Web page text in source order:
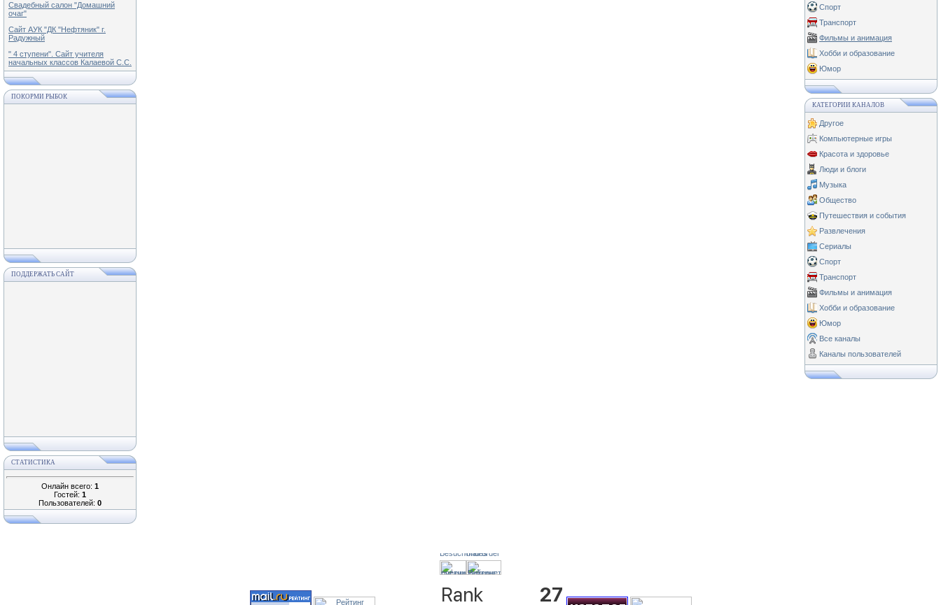
Свадебный салон "Домашний
очаг"
Сайт АУК "ДК "Нефтяник" г.
Радужный
" 4 ступени". Сайт учителя
начальных классов Калаевой С.С.
ПОКОРМИ РЫБОК
ПОДДЕРЖАТЬ САЙТ
СТАТИСТИКА
Онлайн всего: 1
Гостей: 1
Пользователей: 0
Спорт
Транспорт
Фильмы и анимация
Хобби и образование
Юмор
КАТЕГОРИИ КАНАЛОВ
Другое
Компьютерные игры
Красота и здоровье
Люди и блоги
Музыка
Общество
Путешествия и события
Развлечения
Сериалы
Спорт
Транспорт
Фильмы и анимация
Хобби и образование
Юмор
Все каналы
Каналы пользователей